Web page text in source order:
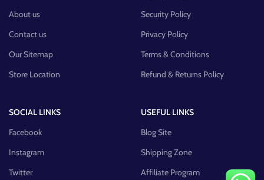
About us
Contact us
Our Sitemap
Store Location
Security Policy
Privacy Policy
Terms & Conditions
Refund & Returns Policy
SOCIAL LINKS
Facebook
Instagram
Twitter
USEFUL LINKS
Blog Site
Shipping Zone
Affiliate Program